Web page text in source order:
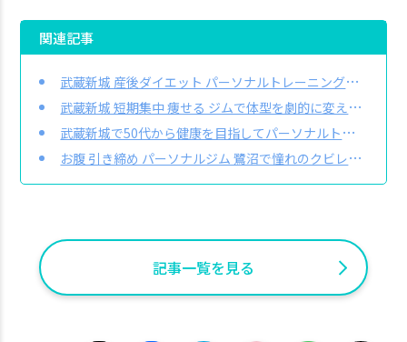
関連記事
武蔵新城 産後ダイエット パーソナルトレーニングでお腹周りを戻したいあなたへ
武蔵新城 短期集中 痩せる ジムで体型を劇的に変えたいあなたへ
武蔵新城で50代から健康を目指してパーソナルトレーニングを始めたい方へ
お腹 引き締め パーソナルジム 鷺沼で憧れのクビレを手に入れたいあなたへ
記事一覧を見る